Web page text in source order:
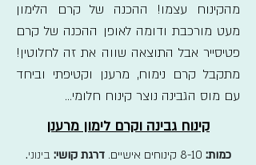
מהקינוח עצמו! ההכנה של קרם הלימון
מעט מורכבת ודומה לאופן ההכנה של קרם
פטיסייר אבל התוצאה שווה את זה לחלוטין!
מתקבל קרם נימוח, מרענן וקטיפתי וביחד
עם מוס הגבינה נוצר קינוח חלומי...
קינוח גבינה וקרם לימון מרענן
כמות: 8-10 קינוחים אישיים. דרגת קושי: בינוני.